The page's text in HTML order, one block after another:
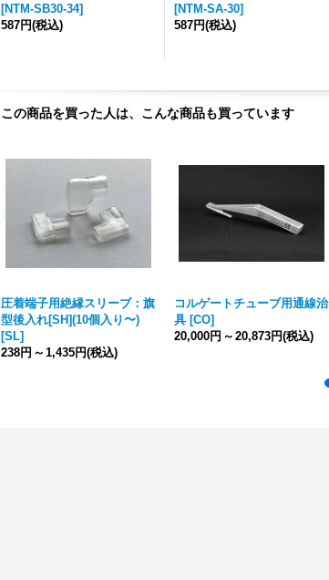
[NTM-SB30-34]
587円(税込)
[NTM-SA-30]
587円(税込)
この商品を買った人は、こんな商品も買っています
圧着端子用絶縁スリーブ：旗
型後入れ[SH](10個入り〜)
[SL]
238円 ～ 1,435円(税込)
コルゲートチューブ用通線治
具 [CO]
20,000円 ～ 20,873円(税込)